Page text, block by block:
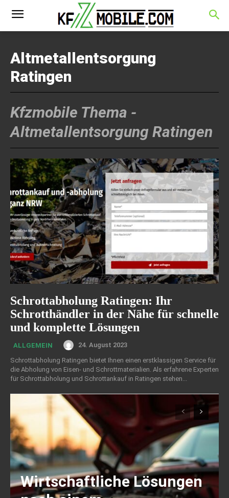
Altmetallentsorgung
Ratingen
Kfzmobile Thema -
Altmetallentsorgung Ratingen
Schrottabholung Ratingen: Ihr
Schrotthändler in der Nähe für schnelle
und komplette Lösungen
ALLGEMEIN
24. August 2023
Schrottabholung Ratingen bietet Ihnen einen erstklassigen Service für
die Abholung von Eisen- und Schrottmaterialien. Als erfahrene Experten
für Schrottabholung und Schrottankauf in Ratingen stehen...
Wirtschaftliche Lösungen